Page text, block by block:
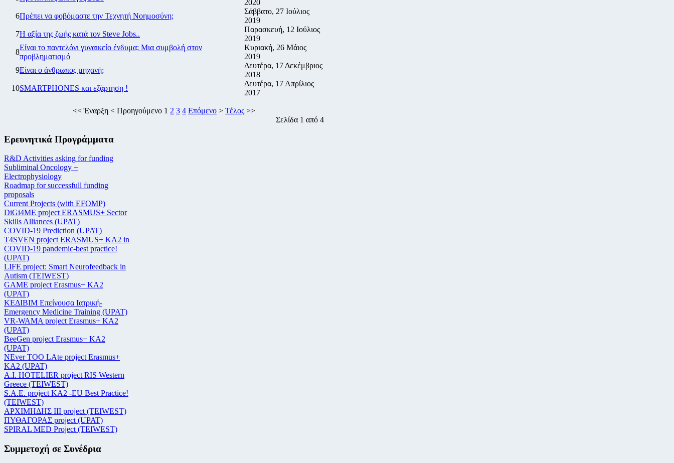
2020
6Πρέπει να φοβόμαστε την Τεχνητή Νοημοσύνη;
Σάββατο, 27 Ιούλιος
2019
7Η αξία της ζωής κατά τον Steve Jobs..
Παρασκευή, 12 Ιούλιος
2019
8
Είναι το παντελόνι γυναικείο ένδυμα; Μια συμβολή στον
προβληματισμό
Κυριακή, 26 Μάιος
2019
9Είναι ο άνθρωπος μηχανή;
Δευτέρα, 17 Δεκέμβριος
2018
10SMARTPHONES και εξάρτηση !
Δευτέρα, 17 Απρίλιος
2017
<<Έναρξη < Προηγούμενο 1 2 3 4 Επόμενο > Τέλος >>
Σελίδα 1 από 4
Ερευνητικά Προγράμματα
R&D Activities asking for funding
Subliminal Oncology +
Electrophysiology
Roadmap for successfull funding
proposals
Current Projects (with EFOMP)
DiGi4ME project ERASMUS+ Sector
Skills Alliances (UPAT)
COVID-19 Prediction (UPAT)
T4SVEN project ERASMUS+ KA2 in
COVID-19 pandemic-best practice!
(UPAT)
LIFE project: Smart Neurofeedback in
Autism (TEIWEST)
GAME project Erasmus+ KA2
(UPAT)
ΚΕΔΙΒΙΜ Επείγουσα Ιατρική-
Emergency Medicine Training (UPAT)
VR-WAMA project Erasmus+ KA2
(UPAT)
BeeGen project Erasmus+ KA2
(UPAT)
NEver TOO LAte project Erasmus+
KA2 (UPAT)
Α.Ι. HOTELIER project RIS Western
Greece (TEIWEST)
S.A.E. project KA2 -EU Best Practice!
(TEIWEST)
ΑΡΧΙΜΗΔΗΣ ΙΙΙ project (TEIWEST)
ΠΥΘΑΓΟΡΑΣ project (UPAT)
SPIRAL MED Project (TEIWEST)
Συμμετοχή σε Συνέδρια